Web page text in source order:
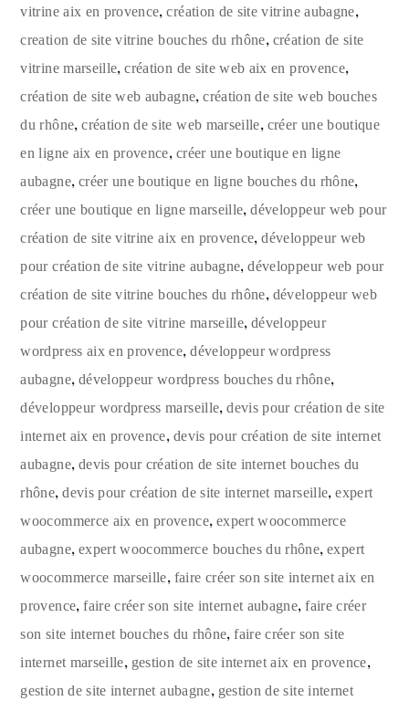
vitrine aix en provence,création de site vitrine aubagne,
creation de site vitrine bouches du rhône, création de site
vitrine marseille,création de site web aix en provence,
création de site web aubagne,création de site web bouches
du rhône,création de site web marseille, créer une boutique
en ligne aix en provence, créer une boutique en ligne
aubagne, créer une boutique en ligne bouches du rhône,
créer une boutique en ligne marseille,développeur web pour
création de site vitrine aix en provence,développeur web
pour création de site vitrine aubagne,développeur web pour
création de site vitrine bouches du rhône, développeur web
pour création de site vitrine marseille,développeur
wordpress aix en provence,développeur wordpress
aubagne, développeur wordpress bouches du rhône,
développeur wordpress marseille,devis pour création de site
internet aix en provence, devis pour création de site internet
aubagne, devis pour création de site internet bouches du
rhône,devis pour création de site internet marseille,expert
woocommerce aix en provence, expert woocommerce
aubagne, expert woocommerce bouches du rhône,expert
woocommerce marseille, faire créer son site internet aix en
provence,faire créer son site internet aubagne,faire créer
son site internet bouches du rhône,faire créer son site
internet marseille, gestion de site internet aix en provence,
gestion de site internet aubagne, gestion de site internet